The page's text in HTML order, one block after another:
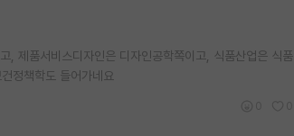
제품서비스디자인은 디자인공학쪽이고, 식품산업은 식
정책학도 들어가네요